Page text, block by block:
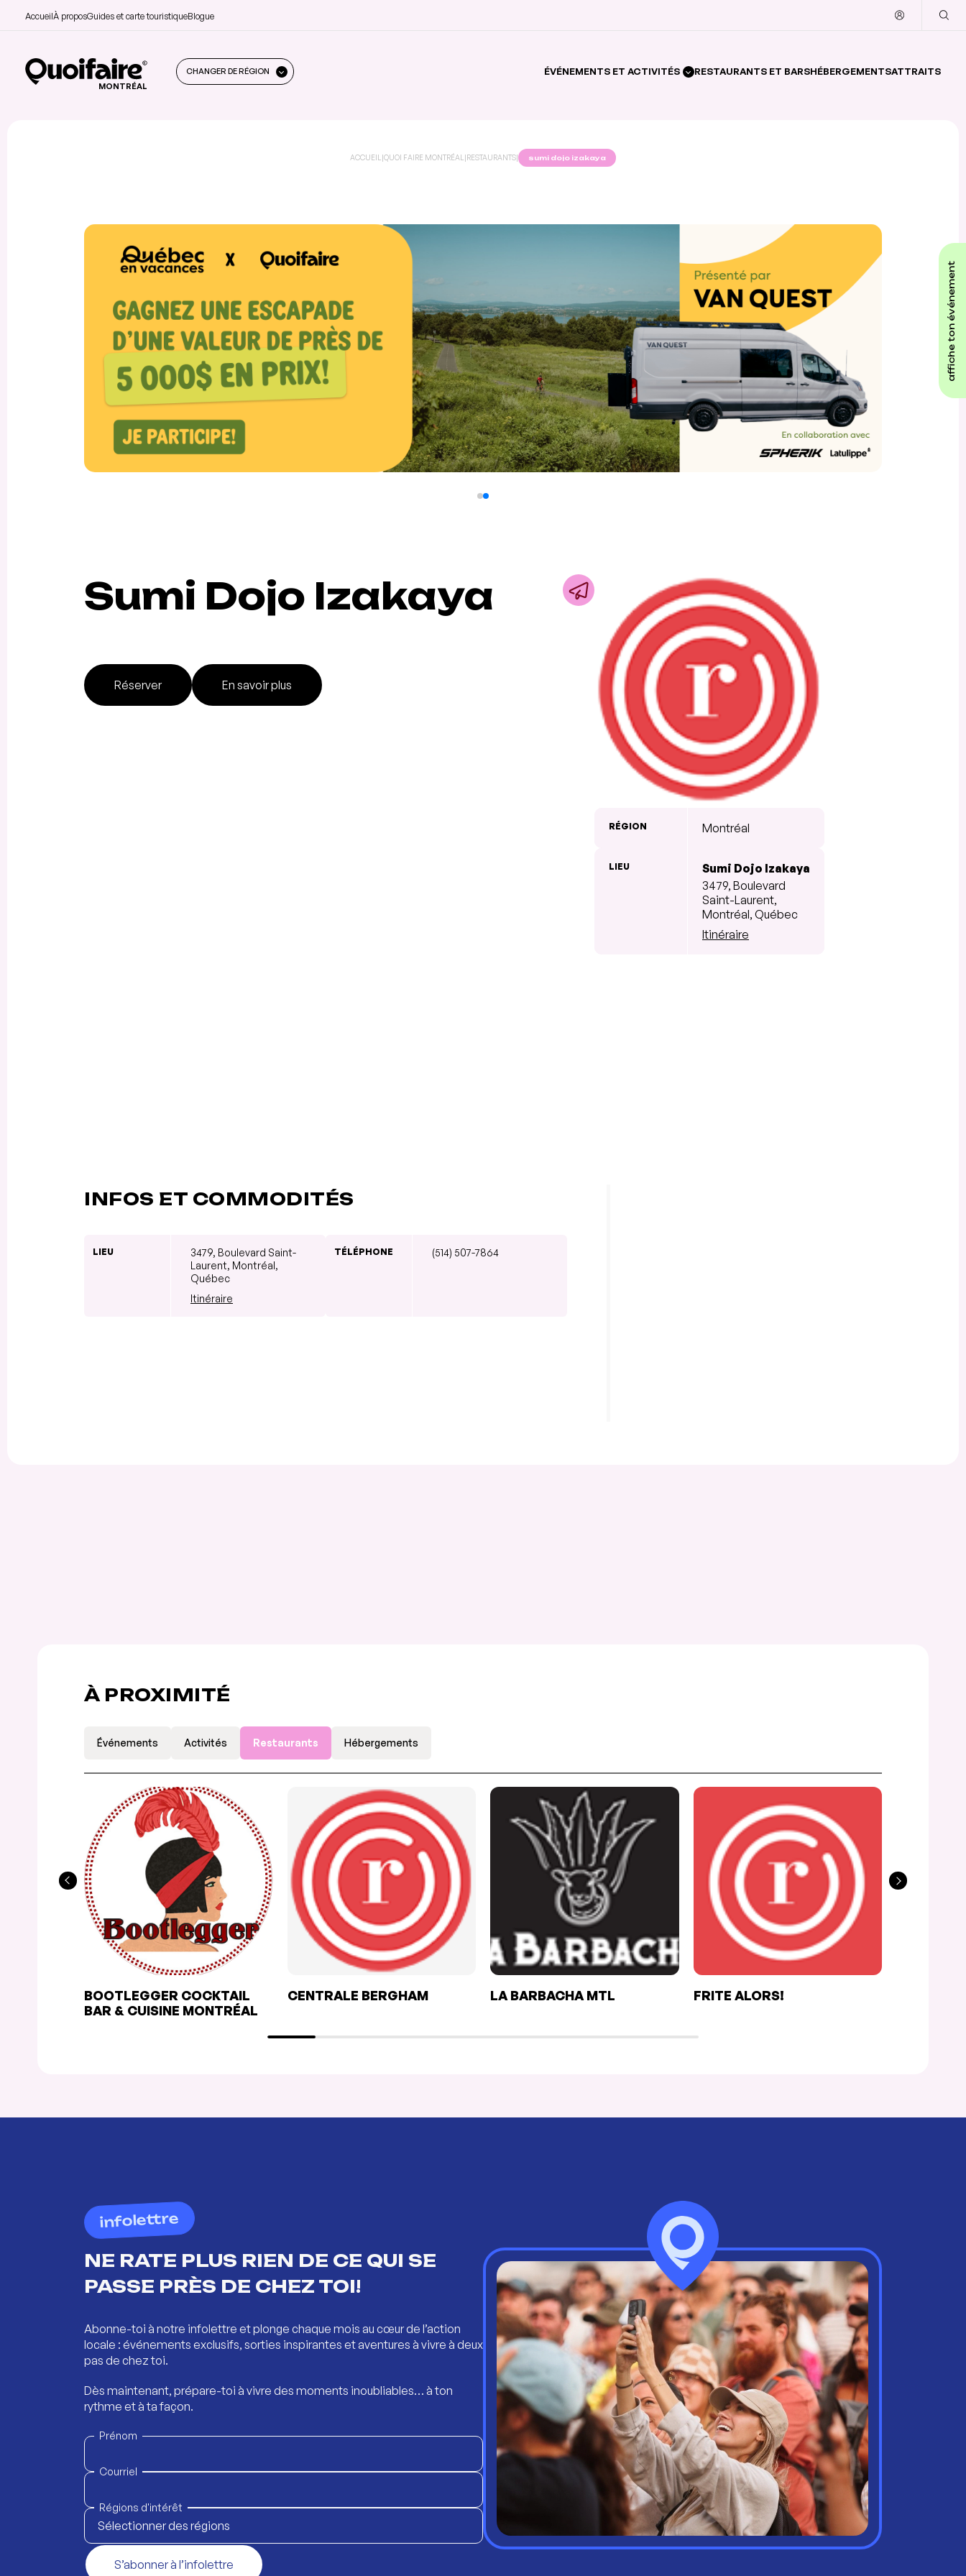
AccueilÀ proposGuides et carte touristiqueBlogue
MONTRÉAL
CHANGER DE RÉGION ÉVÉNEMENTS ET ACTIVITÉS RESTAURANTS ET BARSHÉBERGEMENTSATTRAITS
affiche ton événement
ACCUEIL |QUOI FAIRE MONTRÉAL |RESTAURANTS| sumi dojo izakaya
Sumi Dojo Izakaya
Réserver En savoir plus
RÉGION Montréal
LIEU
Sumi Dojo Izakaya
3479, Boulevard
Saint-Laurent,
Montréal, Québec
Itinéraire
INFOS ET COMMODITÉS
LIEU
3479, Boulevard Saint-
Laurent, Montréal,
Québec
Itinéraire
TÉLÉPHONE (514) 507-7864
À PROXIMITÉ
Événements Activités Restaurants Hébergements
BOOTLEGGER COCKTAIL
BAR & CUISINE MONTRÉAL
CENTRALE BERGHAM LA BARBACHA MTL FRITE ALORS!
infolettre
NE RATE PLUS RIEN DE CE QUI SE
PASSE PRÈS DE CHEZ TOI!
Abonne-toi à notre infolettre et plonge chaque mois au cœur de l’action
locale : événements exclusifs, sorties inspirantes et aventures à vivre à deux
pas de chez toi.
Dès maintenant, prépare-toi à vivre des moments inoubliables… à ton
rythme et à ta façon.
Prénom
Courriel
Régions d'intérêt
Sélectionner des régions
S’abonner à l’infolettre